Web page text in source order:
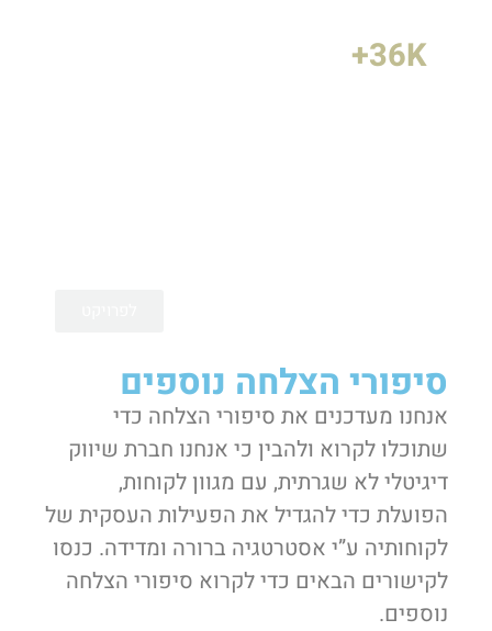
36K+
סיפורי הצלחה נוספים
אנחנו מעדכנים את סיפורי הצלחה כדי
שתוכלו לקרוא ולהבין כי אנחנו חברת שיווק
דיגיטלי לא שגרתית, עם מגוון לקוחות,
הפועלת כדי להגדיל את הפעילות העסקית של
לקוחותיה ע”י אסטרטגיה ברורה ומדידה. כנסו
לקישורים הבאים כדי לקרוא סיפורי הצלחה
נוספים.